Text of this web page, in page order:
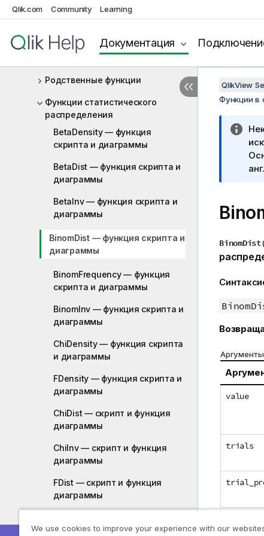
Qlik.com Community Learning
Документация
Математические функции
Функции NULL
Функции над выборкой
Родственные функции
Функции статистического
распределения
BetaDensity — функция
скриптa и диаграммы
BetaDist — функция скриптa и
диаграммы
BetaInv — функция скриптa и
диаграммы
BinomDist — функция скриптa и
диаграммы
BinomFrequency — функция
скриптa и диаграммы
BinomInv — функция скриптa и
диаграммы
ChiDensity — функция скриптa
и диаграммы
FDensity — функция скриптa и
диаграммы
ChiDist — скрипт и функция
диаграммы
ChiInv — скрипт и функция
диаграммы
FDist — скрипт и функция
диаграммы
диаграммы
QlikView
Функции в
Аргументы
value
trials
We use cookies to improve your experience with our